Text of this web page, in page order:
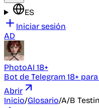
ES
Iniciar sesión
AD
PhotoAI 18+
Bot de Telegram 18+
Abrir
Inicio/Glosario/A/B